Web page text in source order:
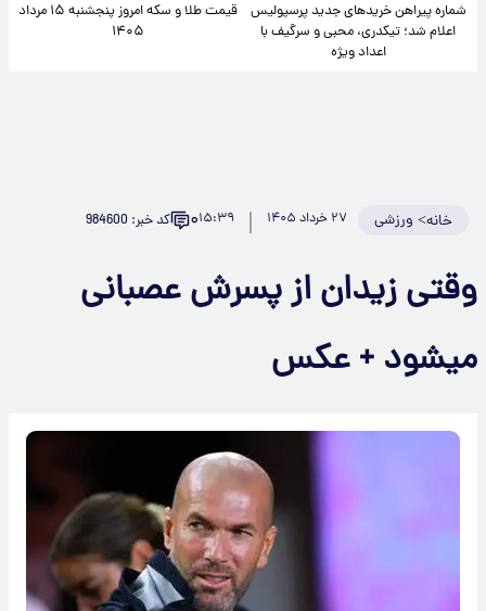
شماره پیراهن خریدهای جدید پرسپولیس
اعلام شد؛ تیکدری، محبی و سرگیف با
اعداد ویژه
قیمت طلا و سکه امروز پنجشنبه ۱۵ مرداد
۱۴۰۵
خانه> ورزشی ۲۷ خرداد ۱۴۰۵ ۱۵:۳۹۰ کد خبر: 984600
وقتی زیدان از پسرش عصبانی
میشود + عکس